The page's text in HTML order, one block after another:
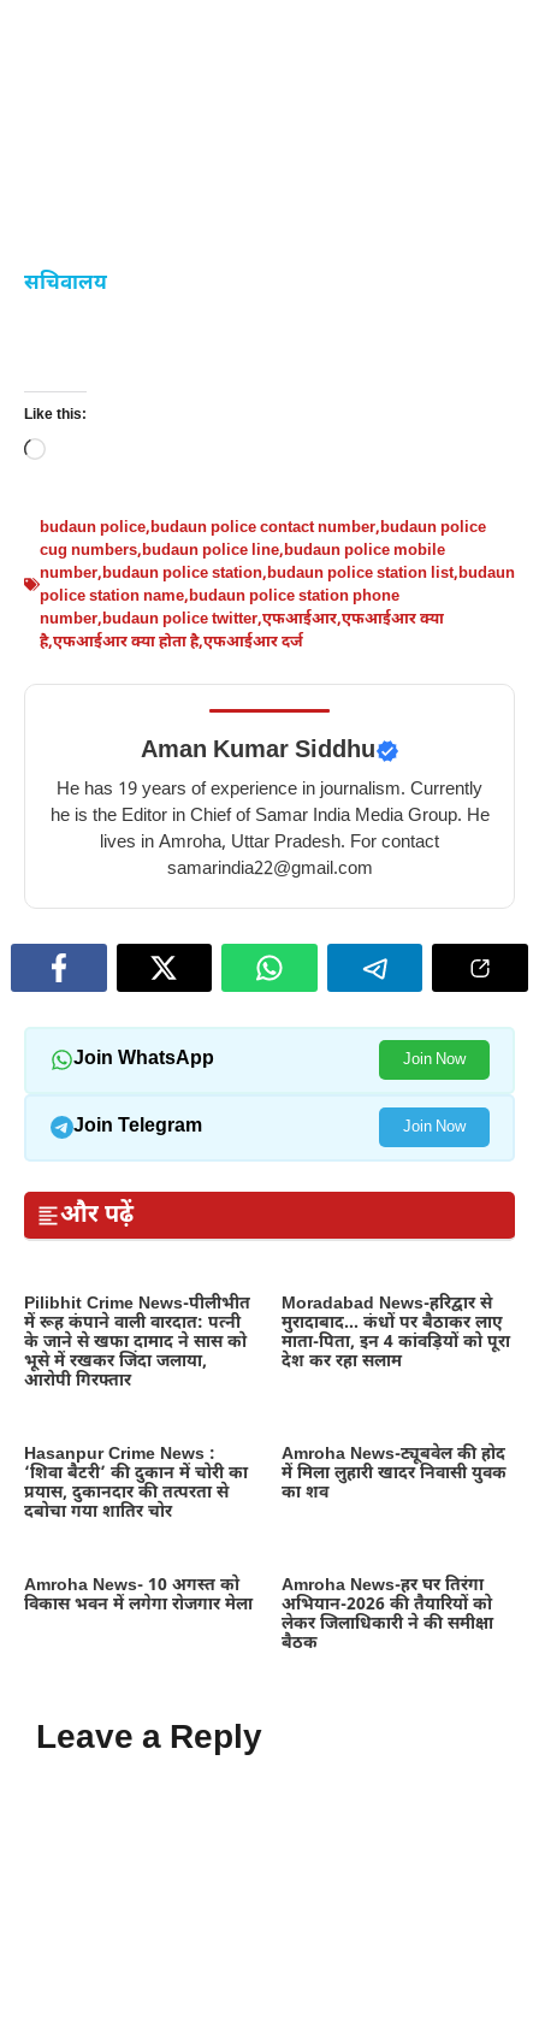
सचिवालय
Like this:
Loading…
budaun police,budaun police contact number,budaun police
cug numbers,budaun police line,budaun police mobile
number,budaun police station,budaun police station list,budaun
police station name,budaun police station phone
number,budaun police twitter,एफआईआर,एफआईआर क्या
है,एफआईआर क्या होता है,एफआईआर दर्ज
Aman Kumar Siddhu
He has 19 years of experience in journalism. Currently
he is the Editor in Chief of Samar India Media Group. He
lives in Amroha, Uttar Pradesh. For contact
samarindia22@gmail.com
Join WhatsApp Join Now
Join Telegram Join Now
और पढ़ें
Pilibhit Crime News-पीलीभीत
में रूह कंपाने वाली वारदात: पत्नी
के जाने से खफा दामाद ने सास को
भूसे में रखकर जिंदा जलाया,
आरोपी गिरफ्तार
Moradabad News-हरिद्वार से
मुरादाबाद… कंधों पर बैठाकर लाए
माता-पिता, इन 4 कांवड़ियों को पूरा
देश कर रहा सलाम
Hasanpur Crime News :
‘शिवा बैटरी’ की दुकान में चोरी का
प्रयास, दुकानदार की तत्परता से
दबोचा गया शातिर चोर
Amroha News-ट्यूबवेल की होद
में मिला लुहारी खादर निवासी युवक
का शव
Amroha News- 10 अगस्त को
विकास भवन में लगेगा रोजगार मेला
Amroha News-हर घर तिरंगा
अभियान-2026 की तैयारियों को
लेकर जिलाधिकारी ने की समीक्षा
बैठक
Leave a Reply